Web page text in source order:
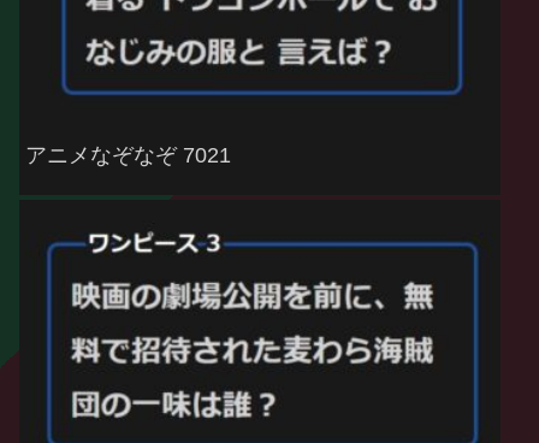
アニメなぞなぞ 7021